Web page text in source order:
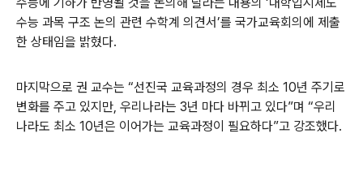
수능 과목 구조 논의 관련 수학계 의견서’를 국가교육회의에 제출
한 상태임을 밝혔다.
마지막으로 권 교수는 “선진국 교육과정의 경우 최소 10년 주기로
변화를 주고 있지만, 우리나라는 3년 마다 바뀌고 있다”며 “우리
나라도 최소 10년은 이어가는 교육과정이 필요하다”고 강조했다.